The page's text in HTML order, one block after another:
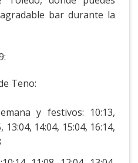
bar durante la
Teno:
y festivos: 10:13,
13:04, 14:04, 15:04, 16:14,